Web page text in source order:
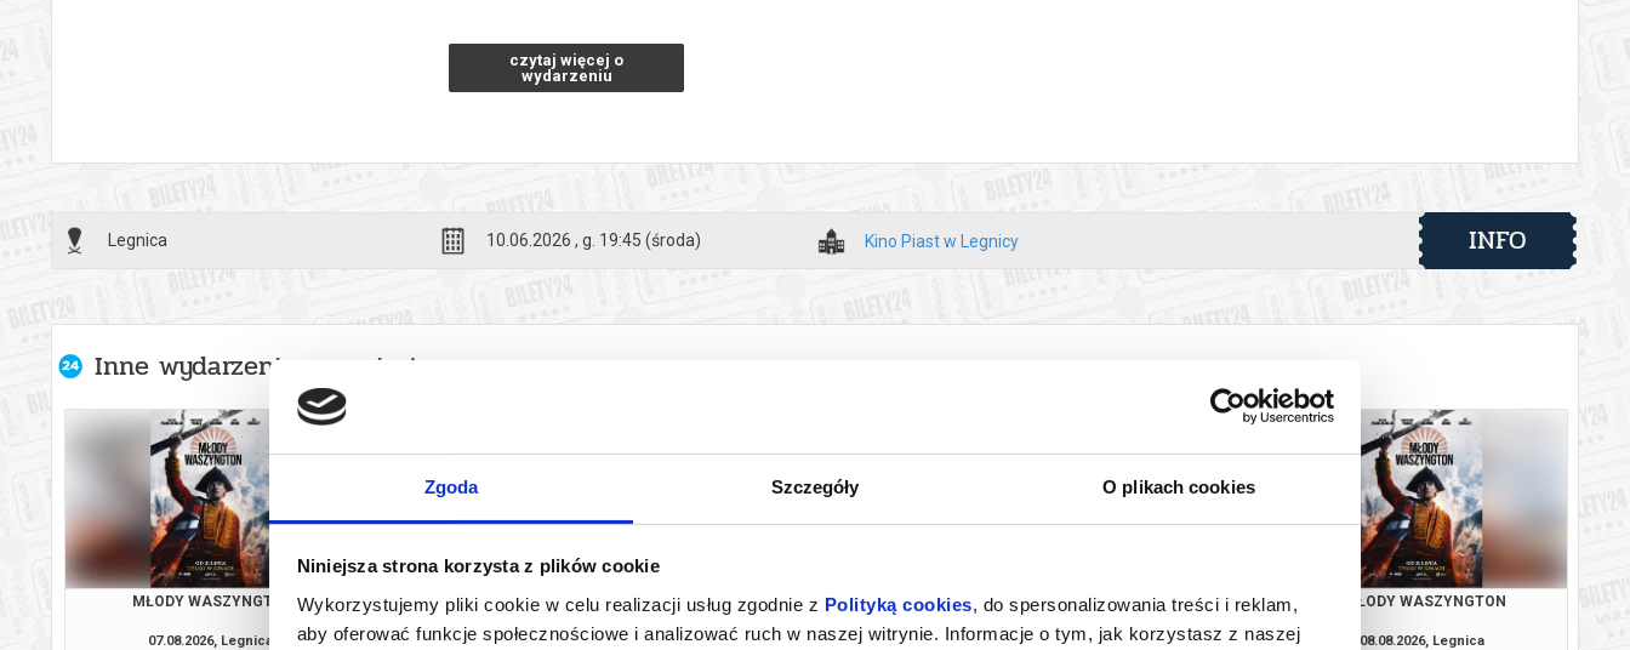
Zgoda Szczegóły O plikach cookies
Niniejsza strona korzysta z plików cookie
Wykorzystujemy pliki cookie w celu realizacji usług zgodnie z Polityką cookies, do spersonalizowania treści i reklam,
aby oferować funkcje społecznościowe i analizować ruch w naszej witrynie. Informacje o tym, jak korzystasz z naszej
Bezpieczne zakupy w Bilety24. W przypadku odwołania wydarzenia, gwarantujemy automatyczny zwrot środków potwierdzony komunikatem
czytaj więcej o
wydarzeniu
Legnica 10.06.2026 , g. 19:45 (środa) Kino Piast w Legnicy INFO
Inne wydarzenia organizatora
MŁODY WASZYNGTON
07.08.2026, Legnica
BAJKOWE PORANKI | NIESAMOWITE
PRZYGODY SKARPETEK 2. SKARPETKI
GÓRĄ!
08.08.2026, Legnica
KANDYDACI ŚMIERCI
08.08.2026, Legnica
PEJZAŻ W KOLORZE SEPII
08.08.2026, Legnica
MŁODY WASZYNGTON
08.08.2026, Legnica